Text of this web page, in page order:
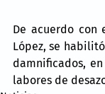
De acuerdo con
López, se
damnificados,
labores de